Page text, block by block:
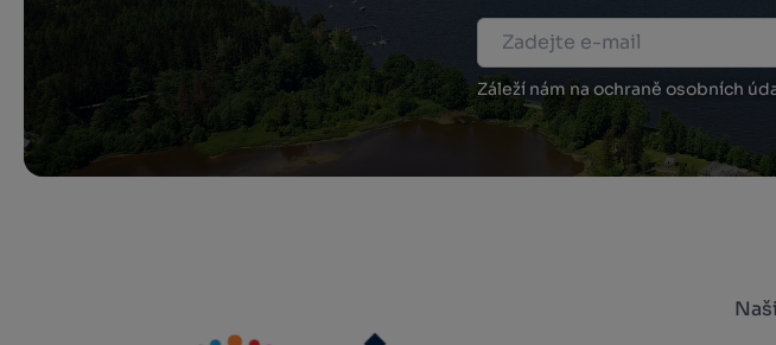
Záleží nám na ochraně osobních